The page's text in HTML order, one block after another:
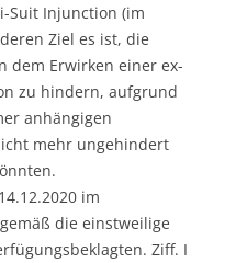
Suit Injunction (im
Ziel es ist, die
dem Erwirken einer ex-
zu hindern, aufgrund
anhängigen
mehr ungehindert
im
die einstweilige
Ziff. I